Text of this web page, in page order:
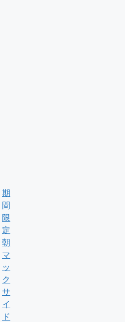
期
間
限
定
朝
マ
ッ
ク
サ
イ
ド